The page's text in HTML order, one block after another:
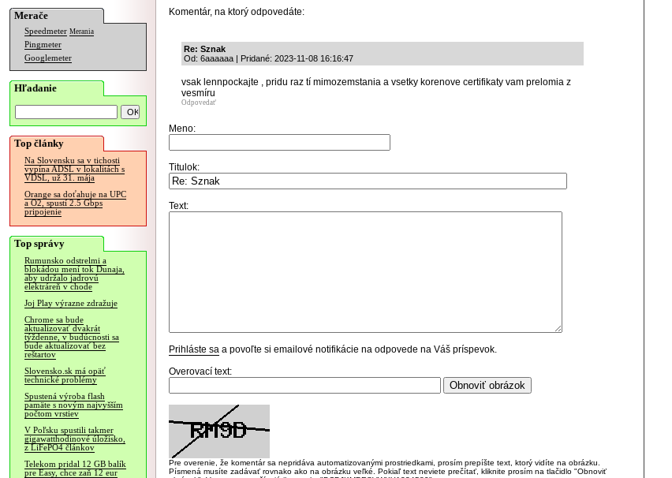
Merače
Speedmeter Merania
Pingmeter
Googlemeter
Hľadanie
Top články
Na Slovensku sa v tichosti
vypína ADSL v lokalitách s
VDSL, už 31. mája
Orange sa doťahuje na UPC
a O2, spustí 2.5 Gbps
pripojenie
Top správy
Rumunsko odstrelmi a
blokádou mení tok Dunaja,
aby udržalo jadrovú
elektráreň v chode
Joj Play výrazne zdražuje
Chrome sa bude
aktualizovať dvakrát
týždenne, v budúcnosti sa
bude aktualizovať bez
reštartov
Slovensko.sk má opäť
technické problémy
Spustená výroba flash
pamäte s novým najvyšším
počtom vrstiev
V Poľsku spustili takmer
gigawatthodinové úložisko,
z LiFePO4 článkov
Telekom pridal 12 GB balík
pre Easy, chce zaň 12 eur
Komentár, na ktorý odpovedáte:
Re: Sznak
Od: 6aaaaaa | Pridané: 2023-11-08 16:16:47
vsak lennpockajte , pridu raz tí mimozemstania a vsetky korenove certifikaty vam prelomia z
vesmíru
Odpovedať
Meno:
Titulok:
Text:
Prihláste sa a povoľte si emailové notifikácie na odpovede na Váš príspevok.
Overovací text:
Pre overenie, že komentár sa nepridáva automatizovanými prostriedkami, prosím prepíšte text, ktorý vidíte na obrázku.
Písmená musíte zadávať rovnako ako na obrázku veľké. Pokiaľ text neviete prečítať, kliknite prosím na tlačidlo "Obnoviť